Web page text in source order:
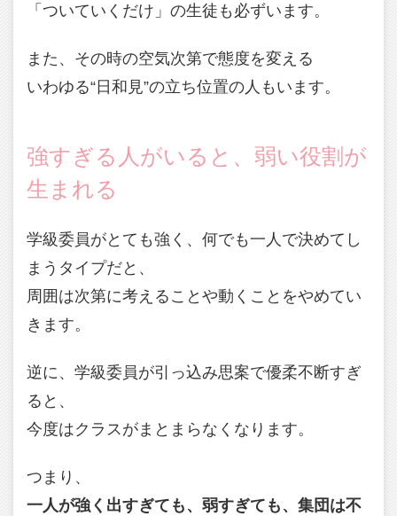
「ついていくだけ」の生徒も必ずいます。
また、その時の空気次第で態度を変える
いわゆる“日和見”の立ち位置の人もいます。
強すぎる人がいると、弱い役割が
生まれる
学級委員がとても強く、何でも一人で決めてし
まうタイプだと、
周囲は次第に考えることや動くことをやめてい
きます。
逆に、学級委員が引っ込み思案で優柔不断すぎ
ると、
今度はクラスがまとまらなくなります。
つまり、
一人が強く出すぎても、弱すぎても、集団は不